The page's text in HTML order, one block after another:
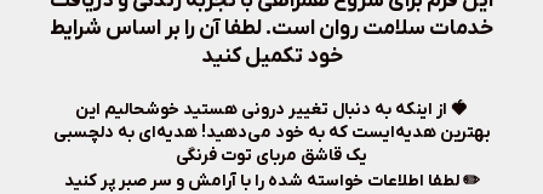
خدمات سلامت روان است. لطفا آن را بر اساس شرایط
خود تکمیل کنید
🍓 از اینکه به دنبال تغییر درونی هستید خوشحالیم این
بهترین هدیه‌ایست که به خود می‌دهید! هدیه‌ای به دلچسبی
یک قاشق مربای توت فرنگی
️✏️ لطفا اطلاعات خواسته شده را با آرامش و سر صبر پر کنید